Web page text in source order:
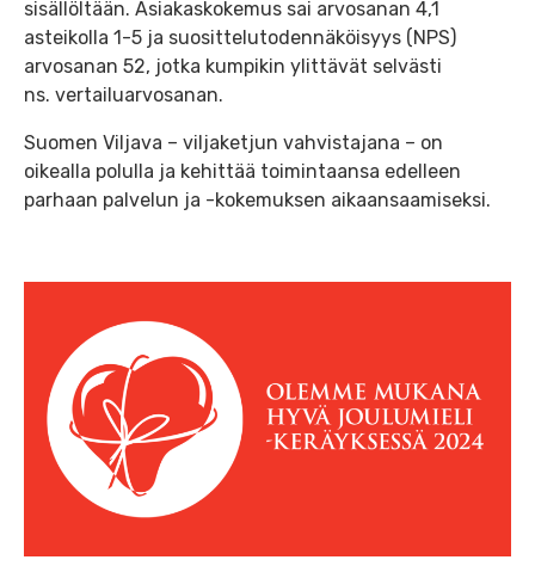
sisällöltään. Asiakaskokemus sai arvosanan 4,1
asteikolla 1-5 ja suosittelutodennäköisyys (NPS)
arvosanan 52, jotka kumpikin ylittävät selvästi
ns. vertailuarvosanan.
Suomen Viljava – viljaketjun vahvistajana – on
oikealla polulla ja kehittää toimintaansa edelleen
parhaan palvelun ja -kokemuksen aikaansaamiseksi.